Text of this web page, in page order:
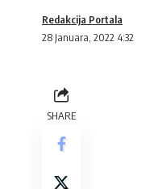
28 Januara, 2022 4:32
Redakcija Portala
SHARE